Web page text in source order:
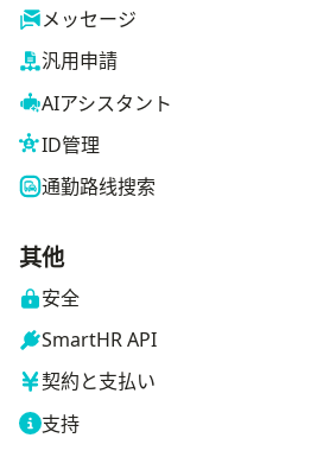
メッセージ
汎用申請
AIアシスタント
ID管理
通勤路线搜索
其他
安全
SmartHR API
契約と支払い
支持